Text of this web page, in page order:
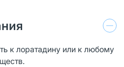
к лоратадину или к любому